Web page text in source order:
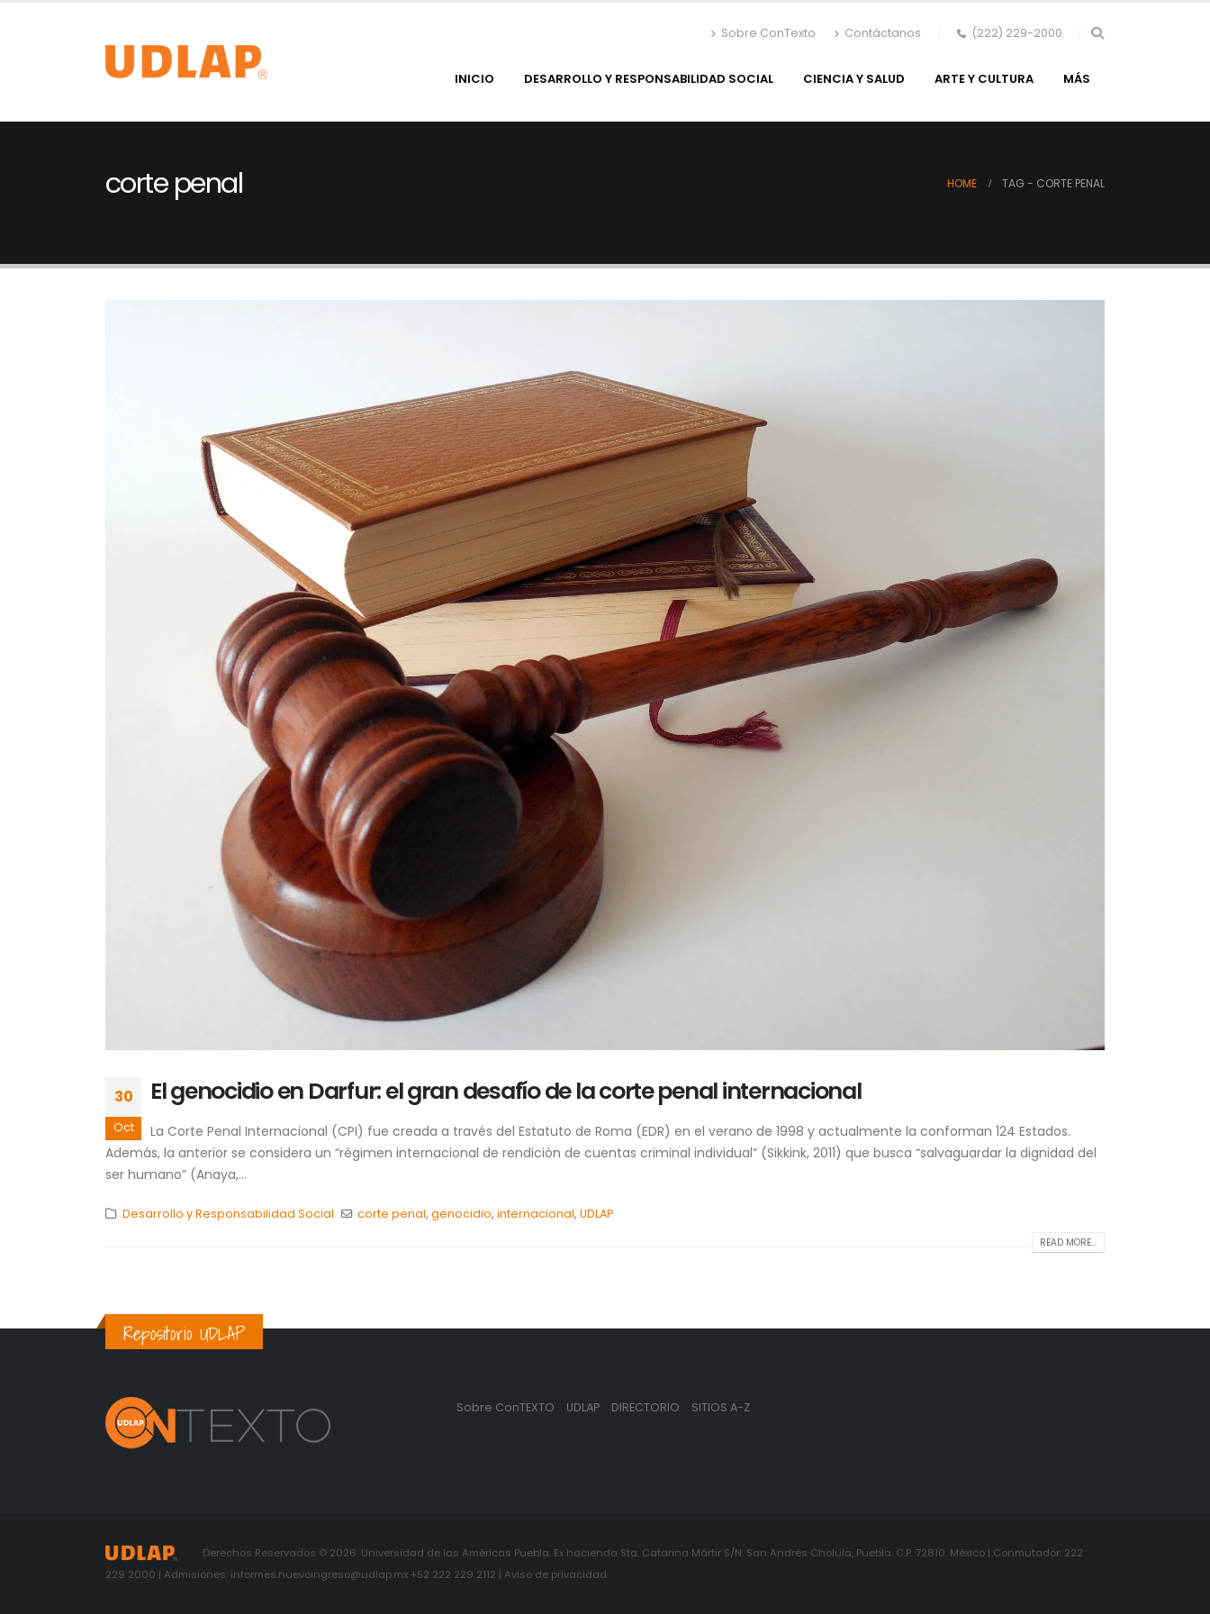
Sobre ConTexto Contáctanos (222) 229-2000
INICIO DESARROLLO Y RESPONSABILIDAD SOCIAL CIENCIA Y SALUD ARTE Y CULTURA MÁS
corte penal HOME TAG - CORTE PENAL
30
Oct
El genocidio en Darfur: el gran desafío de la corte penal internacional
La Corte Penal Internacional (CPI) fue creada a través del Estatuto de Roma (EDR) en el verano de 1998 y actualmente la conforman 124 Estados.
Además, la anterior se considera un “régimen internacional de rendición de cuentas criminal individual” (Sikkink, 2011) que busca “salvaguardar la dignidad del
ser humano” (Anaya,...
Desarrollo y Responsabilidad Social corte penal,genocidio,internacional,UDLAP
READ MORE...
Repositorio UDLAP
Sobre ConTEXTO UDLAP DIRECTORIO SITIOS A-Z
Derechos Reservados © 2026. Universidad de las Américas Puebla. Ex hacienda Sta. Catarina Mártir S/N. San Andrés Cholula, Puebla. C.P. 72810. México | Conmutador: 222
229 2000 | Admisiones: informes.nuevoingreso@udlap.mx +52 222 229 2112 | Aviso de privacidad